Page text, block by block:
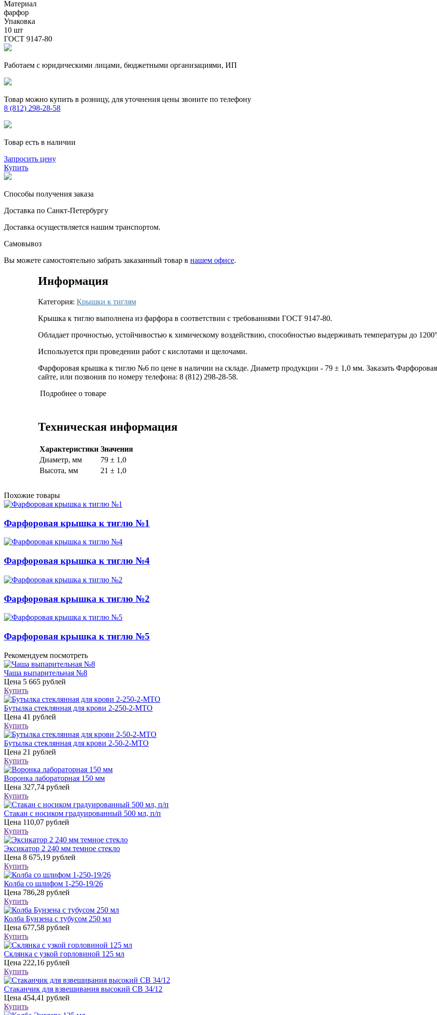
Материал
фарфор
Упаковка
10 шт
ГОСТ 9147-80
Работаем с юридическими лицами, бюджетными организациями, ИП
Товар можно купить в розницу, для уточнения цены звоните по телефону
8 (812) 298-28-58
Товар есть в наличии
Запросить цену
Купить
Способы получения заказа
Доставка по Санкт-Петербургу
Доставка осуществляется нашим транспортом.
Самовывоз
Вы можете самостоятельно забрать заказанный товар в нашем офисе.
Информация
Категория: Крышки к тиглям
Крышка к тиглю выполнена из фарфора в соответствии с требованиями ГОСТ 9147-80.
Обладает прочностью, устойчивостью к химическому воздействию, способностью выдерживать температуры до
Используется при проведении работ с кислотами и щелочами.
Фарфоровая крышка к тиглю №6 по цене в наличии на складе. Диаметр продукции - 79 ± 1,0 мм. Заказать
сайте, или позвонив по номеру телефона: 8 (812) 298-28-58.
Подробнее о товаре
Техническая информация
Характеристики Значения
Диаметр, мм
79 ± 1,0
Высота, мм
21 ± 1,0
Похожие товары
Фарфоровая крышка к тиглю №1
Фарфоровая крышка к тиглю №4
Фарфоровая крышка к тиглю №2
Фарфоровая крышка к тиглю №5
Рекомендуем посмотреть
Чаша выпарительная №8
Цена 5 665 рублей
Купить
Бутылка стеклянная для крови 2-250-2-МТО
Цена 41 рублей
Купить
Бутылка стеклянная для крови 2-50-2-МТО
Цена 21 рублей
Купить
Воронка лабораторная 150 мм
Цена 327,74 рублей
Купить
Стакан с носиком градуированный 500 мл, п/п
Цена 110,07 рублей
Купить
Эксикатор 2 240 мм темное стекло
Цена 8 675,19 рублей
Купить
Колба со шлифом 1-250-19/26
Цена 786,28 рублей
Купить
Колба Бунзена с тубусом 250 мл
Цена 677,58 рублей
Купить
Склянка с узкой горловиной 125 мл
Цена 222,16 рублей
Купить
Стаканчик для взвешивания высокий СВ 34/12
Цена 454,41 рублей
Купить